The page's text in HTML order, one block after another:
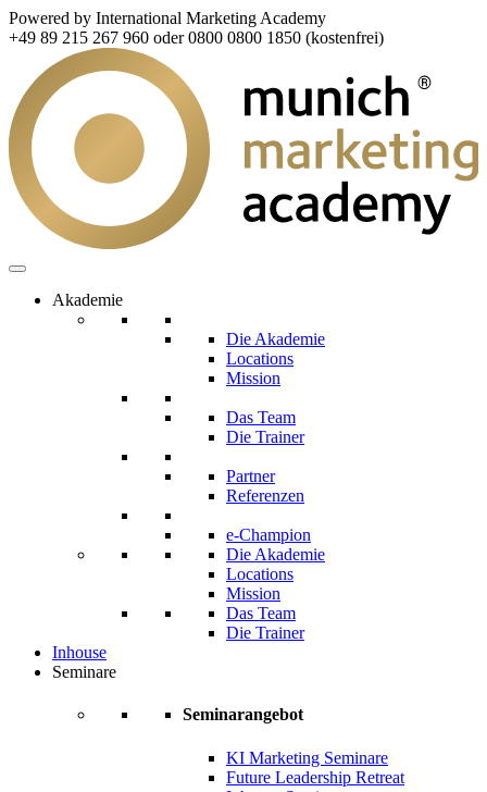
Powered by International Marketing Academy
+49 89 215 267 960 oder 0800 0800 1850 (kostenfrei)
Akademie
Die Akademie
Locations
Mission
Das Team
Die Trainer
Partner
Referenzen
e-Champion
Die Akademie
Locations
Mission
Das Team
Die Trainer
Inhouse
Seminare
Seminarangebot
KI Marketing Seminare
Future Leadership Retreat